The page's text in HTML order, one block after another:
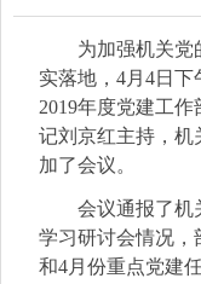
为加强机关党
实落地，4月4日下
2019年度党建工作
记刘京红主持，机
加了会议。
会议通报了机
学习研讨会情况，
和4月份重点党建